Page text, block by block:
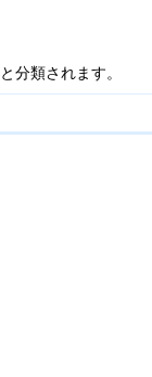
と分類されます。